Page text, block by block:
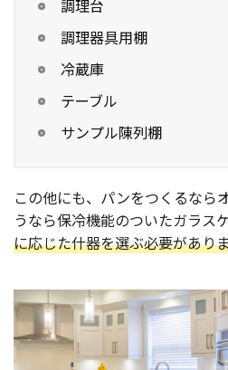
調理台
調理器具用棚
冷蔵庫
テーブル
サンプル陳列棚
この他にも、パンをつくるなら
うなら保冷機能のついたガラス
に応じた什器を選ぶ必要があり